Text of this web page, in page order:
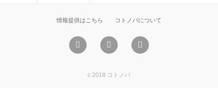
情報提供はこちら コトノバについて
c 2018 コトノバ